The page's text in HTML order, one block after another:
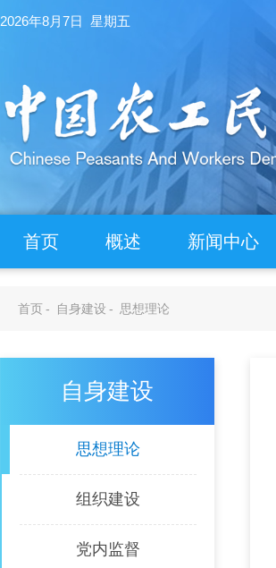
2026年8月7日 星期五
首页 概述 新闻中心
首页- 自身建设 - 思想理论
自身建设
思想理论
组织建设
党内监督